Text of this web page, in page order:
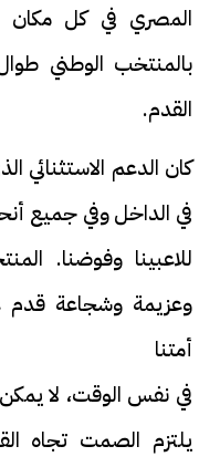
المصري في كل مكان
بالمنتخب الوطني
القدم.
كان الدعم الاستثنائي
في الداخل وفي جميع
للاعبينا وفوضنا.
وعزيمة وشجاعة
أمتنا
في نفس الوقت، لا
يلتزم الصمت تجاه